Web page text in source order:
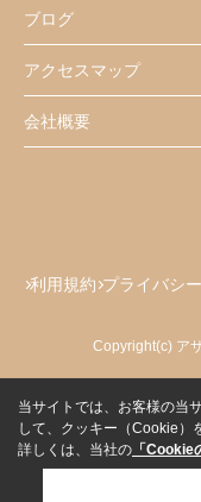
ブログ
アクセスマップ
会社概要
利用規約 プライバシ
Copyright(c) ア
当サイトでは、お客様の当
して、クッキー（Cookie）
詳しくは、当社の 「Cookie